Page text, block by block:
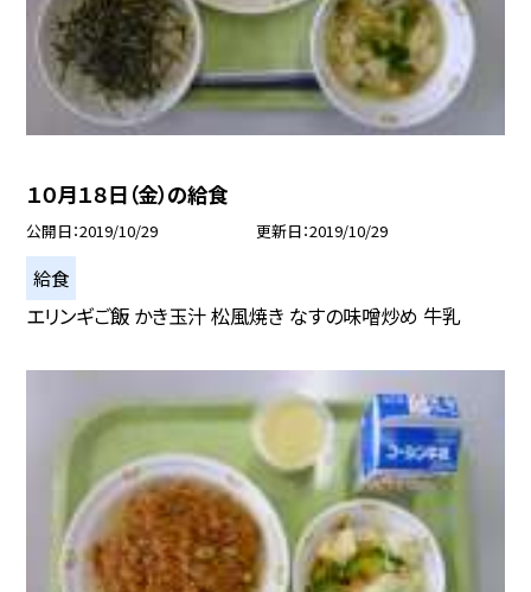
１０月１８日（金）の給食
公開日 2019/10/29 更新日 2019/10/29
給食
エリンギご飯 かき玉汁 松風焼き なすの味噌炒め 牛乳